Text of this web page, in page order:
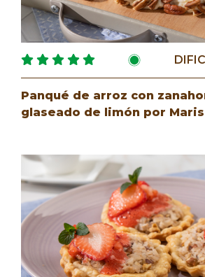
Panqué de arroz con
glaseado de limón por